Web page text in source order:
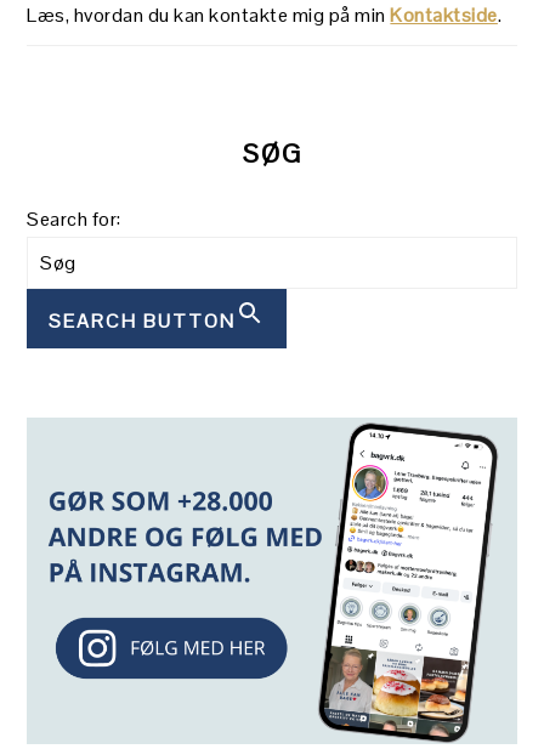
Læs, hvordan du kan kontakte mig på minKontaktside.
SØG
Search for:
SEARCH BUTTON